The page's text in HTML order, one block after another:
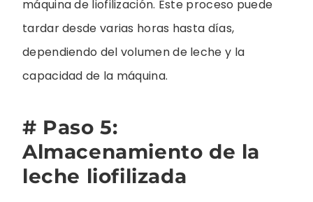
máquina de liofilización. Este proceso puede
tardar desde varias horas hasta días,
dependiendo del volumen de leche y la
capacidad de la máquina.
# Paso 5:
Almacenamiento de la
leche liofilizada